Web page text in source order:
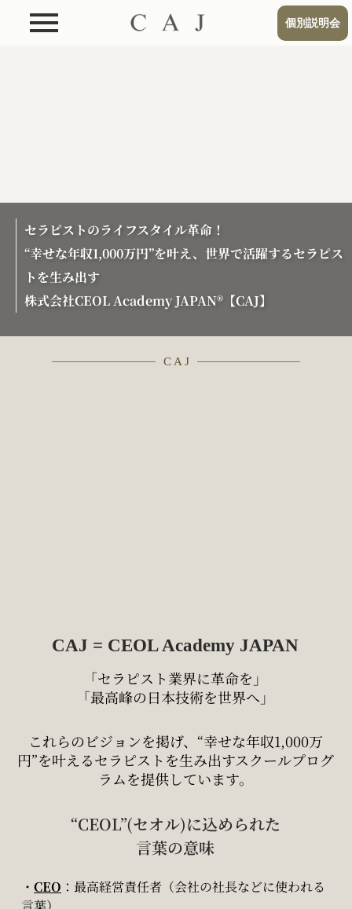
個別説明会
セラピストのライフスタイル革命！
“幸せな年収1,000万円”を叶え、世界で活躍するセラピス
トを生み出す
株式会社CEOL Academy JAPAN®【CAJ】
C A J
CAJ = CEOL Academy JAPAN
「セラピスト業界に革命を」
「最高峰の日本技術を世界へ」
これらのビジョンを掲げ、“幸せな年収1,000万
円”を叶えるセラピストを生み出すスクールプログ
ラムを提供しています。
“CEOL”(セオル)に込められた
言葉の意味
・ CEO ：最高経営責任者（会社の社長などに使われる